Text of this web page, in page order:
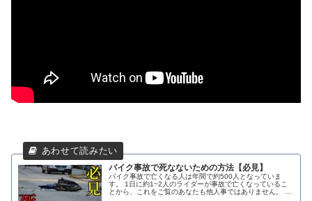
バイク事故で死なないための方法【必見】
バイク事故で亡くなる人は年間で約500人となっていま
す。 1日に約1~2人のライダーが事故で亡くなっているこ
とから、これをご覧のあなたも他人事ではありません。 事